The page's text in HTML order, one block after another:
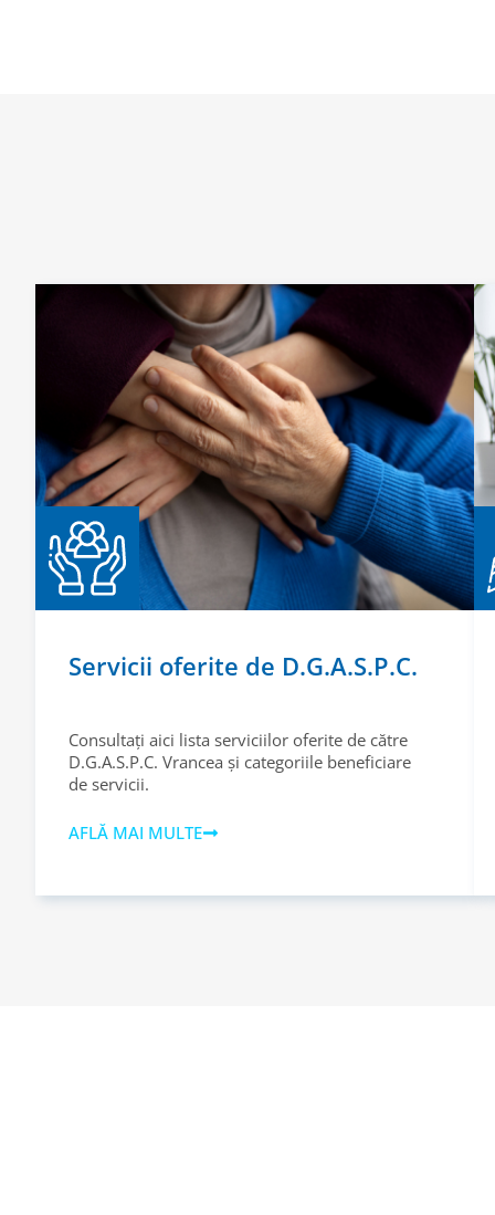
Servicii oferite de D.G.A.S.P.C.
Consultați aici lista serviciilor oferite de către
D.G.A.S.P.C. Vrancea și categoriile beneficiare
de servicii.
AFLĂ MAI MULTE